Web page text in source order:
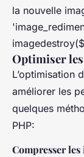
la nouvelle
Optimiser les
L’optimisation
améliorer les
quelques
PHP:
Compresser les